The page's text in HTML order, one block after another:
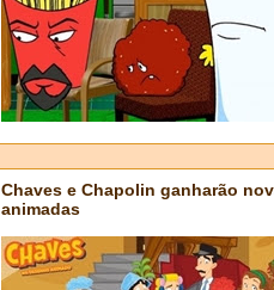
Chaves e Chapolin ganharão
animadas